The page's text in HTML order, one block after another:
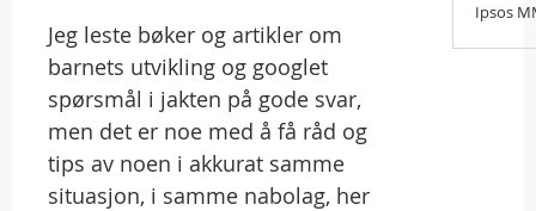
Jeg leste bøker og artikler om
barnets utvikling og googlet
spørsmål i jakten på gode svar,
men det er noe med å få råd og
tips av noen i akkurat samme
situasjon, i samme nabolag, her
Ipsos